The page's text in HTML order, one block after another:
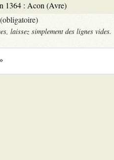
laissez simplement des lignes vides.